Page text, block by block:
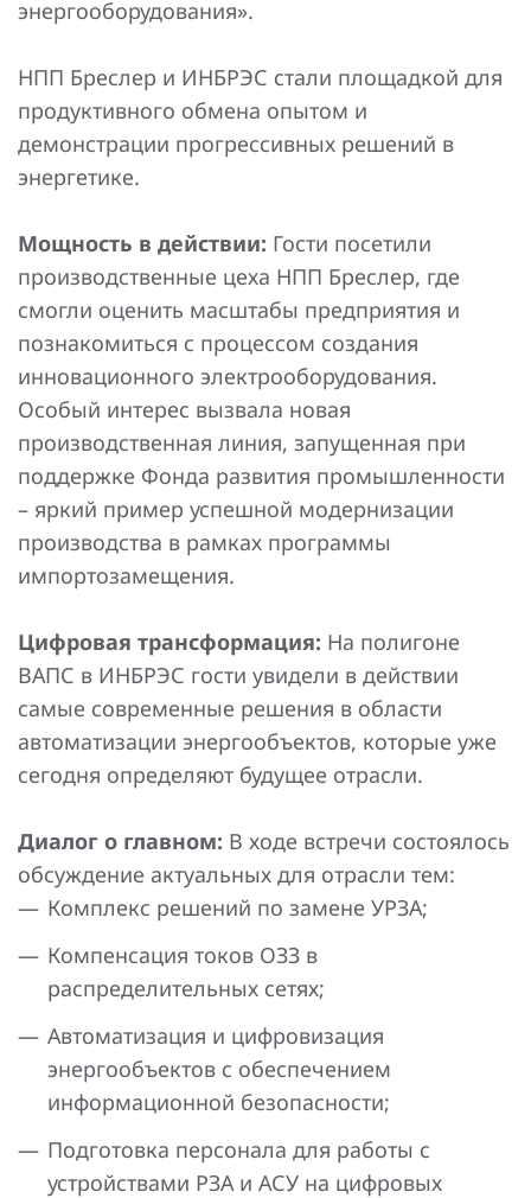
Повышение надежности электроснабжения
Шкафы РЗА 110-220 кВ
Устройства релейной защиты и автоматики
присоединений 6-35кВ
Сбор и анализ информации об аварийных событиях
Определение поврежденного фидера
БАВР
Промышленная автоматизация
энергооборудования».
НПП Бреслер и ИНБРЭС стали площадкой для
продуктивного обмена опытом и
демонстрации прогрессивных решений в
энергетике.
Мощность в действии: Гости посетили
производственные цеха НПП Бреслер, где
смогли оценить масштабы предприятия и
познакомиться с процессом создания
инновационного электрооборудования.
Особый интерес вызвала новая
производственная линия, запущенная при
поддержке Фонда развития промышленности
– яркий пример успешной модернизации
производства в рамках программы
импортозамещения.
Цифровая трансформация: На полигоне
ВАПС в ИНБРЭС гости увидели в действии
самые современные решения в области
автоматизации энергообъектов, которые уже
сегодня определяют будущее отрасли.
Диалог о главном: В ходе встречи состоялось
обсуждение актуальных для отрасли тем:
Комплекс решений по замене УРЗА;
Компенсация токов ОЗЗ в
распределительных сетях;
Автоматизация и цифровизация
энергообъектов с обеспечением
информационной безопасности;
Подготовка персонала для работы с
устройствами РЗА и АСУ на цифровых